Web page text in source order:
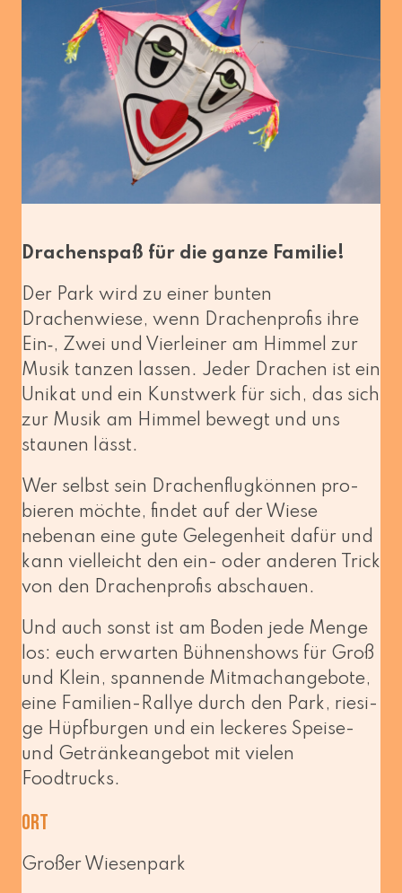
Drachenspaß für die gan­ze Familie!
Der Park wird zu einer bun­ten
Drachenwiese, wenn Drachenprofis ihre
Ein‑, Zwei und Vierleiner am Himmel zur
Musik tan­zen las­sen. Jeder Drachen ist ein
Unikat und ein Kunstwerk für sich, das sich
zur Musik am Himmel bewegt und uns
stau­nen lässt.
Wer selbst sein Drachenflugkönnen pro­
bie­ren möch­te, fin­det auf der Wiese
neben­an eine gute Gelegenheit dafür und
kann viel­leicht den ein- oder ande­ren Trick
von den Drachenprofis abschauen.
Und auch sonst ist am Boden jede Menge
los: euch erwar­ten Bühnenshows für Groß
und Klein, span­nen­de Mitmachangebote,
eine Familien-Rallye durch den Park, rie­si­
ge Hüpfburgen und ein lecke­res Speise-
und Getränkeangebot mit vie­len
Foodtrucks.
Ort
Großer Wiesenpark